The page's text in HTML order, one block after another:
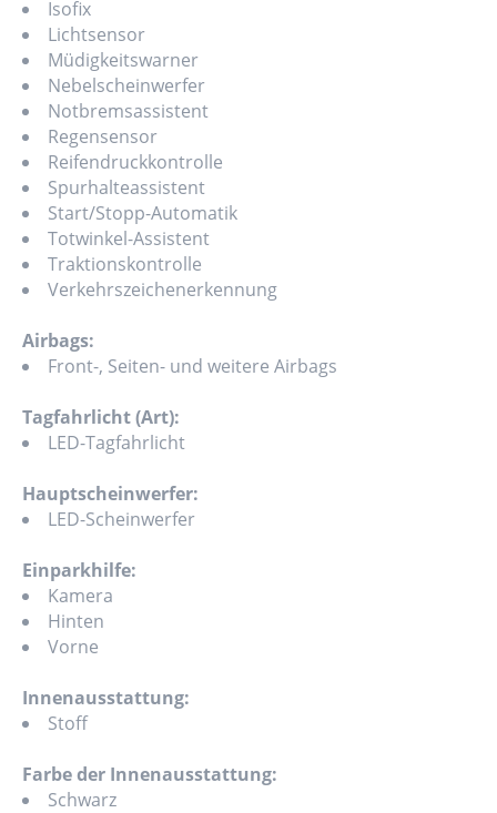
Isofix
Lichtsensor
Müdigkeitswarner
Nebelscheinwerfer
Notbremsassistent
Regensensor
Reifendruckkontrolle
Spurhalteassistent
Start/Stopp-Automatik
Totwinkel-Assistent
Traktionskontrolle
Verkehrszeichenerkennung
Airbags:
Front-, Seiten- und weitere Airbags
Tagfahrlicht (Art):
LED-Tagfahrlicht
Hauptscheinwerfer:
LED-Scheinwerfer
Einparkhilfe:
Kamera
Hinten
Vorne
Innenausstattung:
Stoff
Farbe der Innenausstattung:
Schwarz